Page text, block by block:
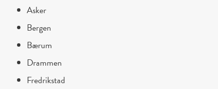
Asker
Bergen
Bærum
Drammen
Fredrikstad